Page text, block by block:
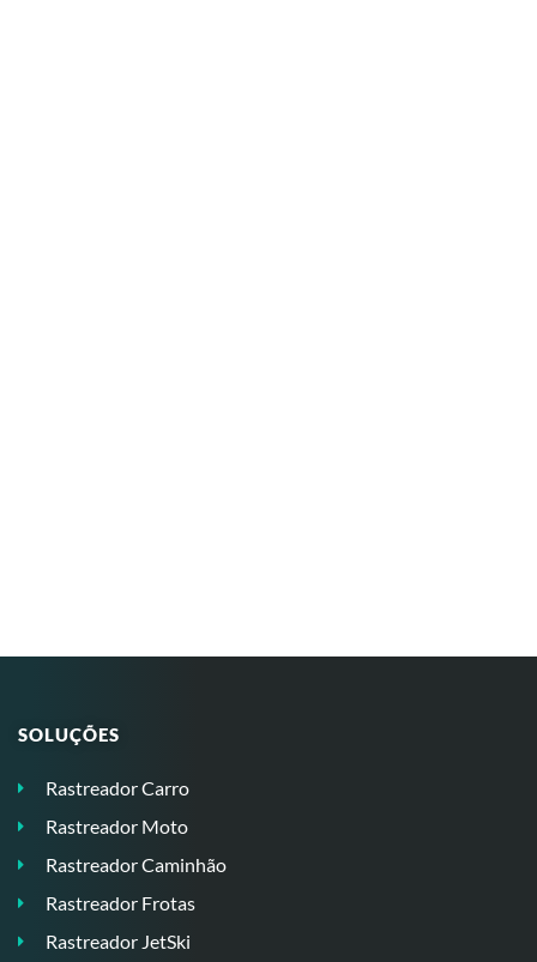
SOLUÇÕES
Rastreador Carro
Rastreador Moto
Rastreador Caminhão
Rastreador Frotas
Rastreador JetSki